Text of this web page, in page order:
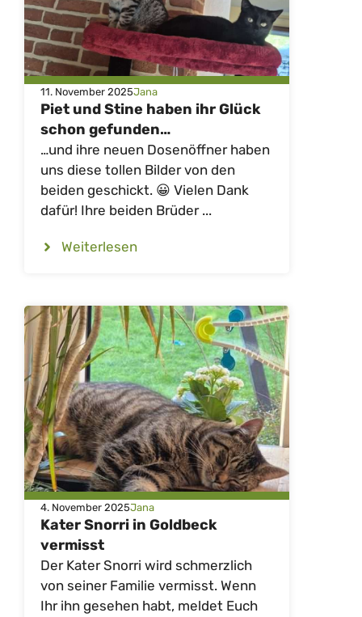
11. November 2025Jana
Piet und Stine haben ihr Glück
schon gefunden…
…und ihre neuen Dosenöffner haben
uns diese tollen Bilder von den
beiden geschickt. 😀 Vielen Dank
dafür! Ihre beiden Brüder ...
Weiterlesen
4. November 2025Jana
Kater Snorri in Goldbeck
vermisst
Der Kater Snorri wird schmerzlich
von seiner Familie vermisst. Wenn
Ihr ihn gesehen habt, meldet Euch